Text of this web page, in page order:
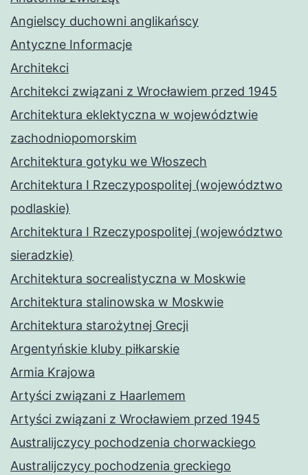
Angielscy duchowni anglikańscy
Antyczne Informacje
Architekci
Architekci związani z Wrocławiem przed 1945
Architektura eklektyczna w województwie
zachodniopomorskim
Architektura gotyku we Włoszech
Architektura I Rzeczypospolitej (województwo
podlaskie)
Architektura I Rzeczypospolitej (województwo
sieradzkie)
Architektura socrealistyczna w Moskwie
Architektura stalinowska w Moskwie
Architektura starożytnej Grecji
Argentyńskie kluby piłkarskie
Armia Krajowa
Artyści związani z Haarlemem
Artyści związani z Wrocławiem przed 1945
Australijczycy pochodzenia chorwackiego
Australijczycy pochodzenia greckiego